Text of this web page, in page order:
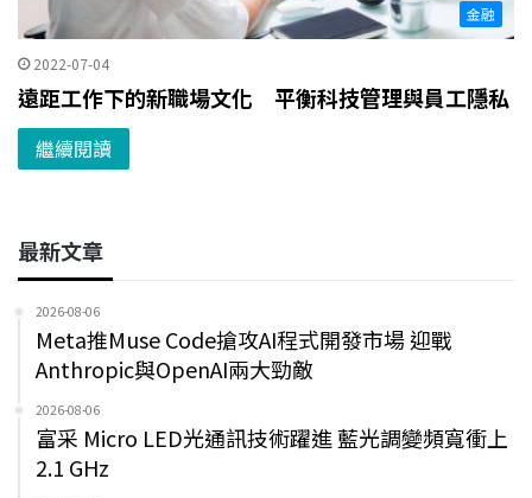
金融
2022-07-04
遠距工作下的新職場文化 平衡科技管理與員工隱私
繼續閱讀
最新文章
2026-08-06
Meta推Muse Code搶攻AI程式開發市場 迎戰
Anthropic與OpenAI兩大勁敵
2026-08-06
富采 Micro LED光通訊技術躍進 藍光調變頻寬衝上
2.1 GHz